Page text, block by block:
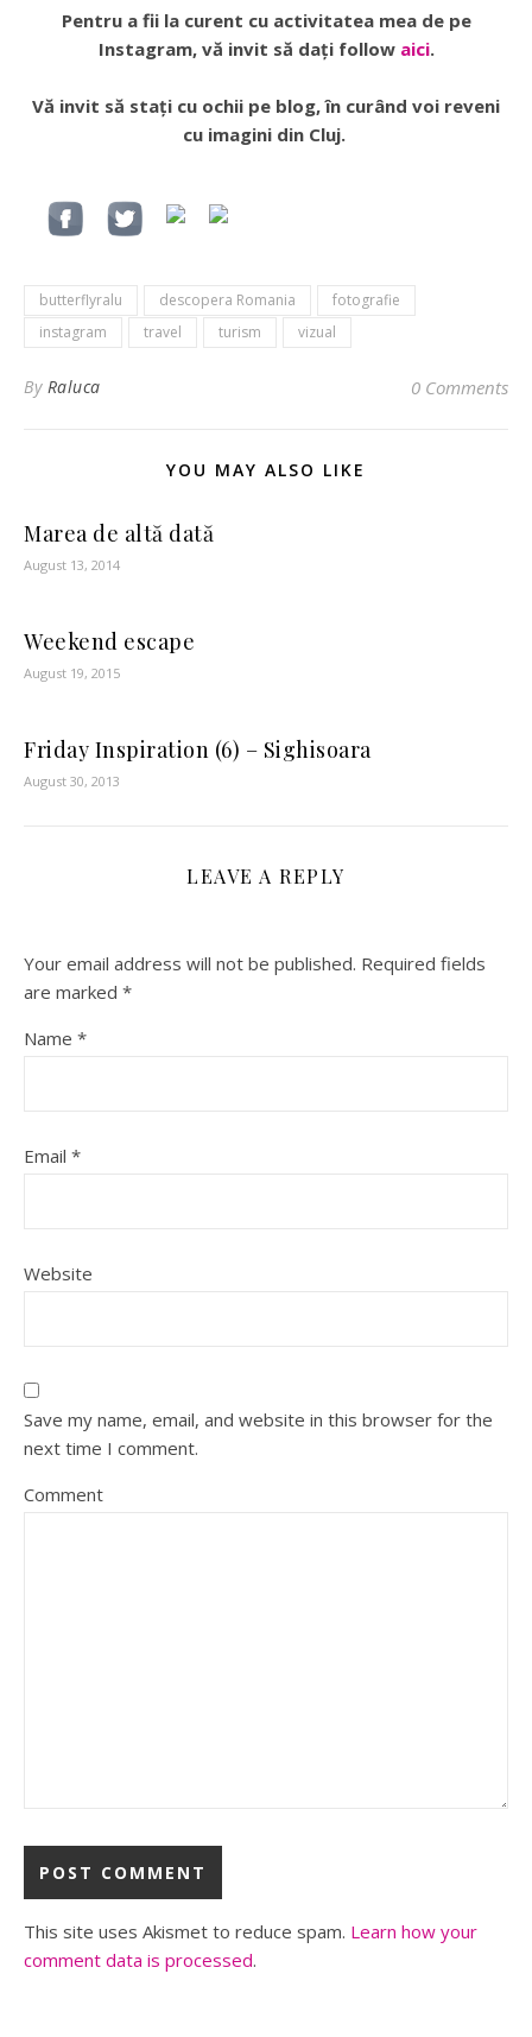
Pentru a fii la curent cu activitatea mea de pe
Instagram, vă invit să dați follow aici.
Vă invit să stați cu ochii pe blog, în curând voi reveni
cu imagini din Cluj.
butterflyralu descopera Romania
fotografie
instagram
travel turism vizual
By Raluca 0 Comments
YOU MAY ALSO LIKE
Marea de altă dată
August 13, 2014
Weekend escape
August 19, 2015
Friday Inspiration (6) – Sighisoara
August 30, 2013
LEAVE A REPLY
Your email address will not be published. Required fields
are marked *
Name *
Email *
Website
Save my name, email, and website in this browser for the
next time I comment.
Comment
This site uses Akismet to reduce spam. Learn how your
comment data is processed.